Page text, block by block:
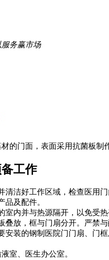
务赢市场
的门面，表面采用抗菌板制
工作
洁好工作区域，检查医用门
及配件。
内并与热源隔开，以免受热
放，框与门扇分开。严禁与
的钢制医院门门扇、门框
室、医生办公室。